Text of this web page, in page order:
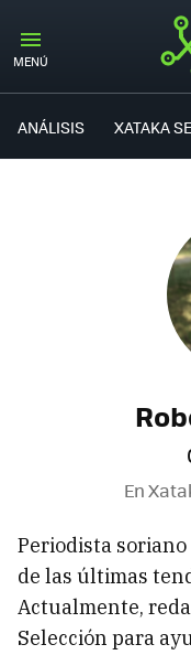
MENÚ
ANÁLISIS XATAKA
En
Periodista
de las últimas
Actualmente,
Selección para